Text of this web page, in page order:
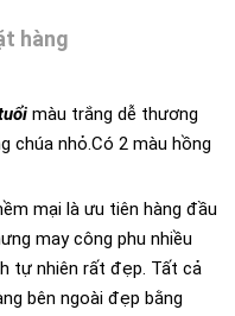
hàng
màu trắng dễ thương
chúa nhỏ.Có 2 màu hồng
mại là ưu tiên hàng đầu
may công phu nhiều
tự nhiên rất đẹp. Tất cả
bên ngoài đẹp bằng